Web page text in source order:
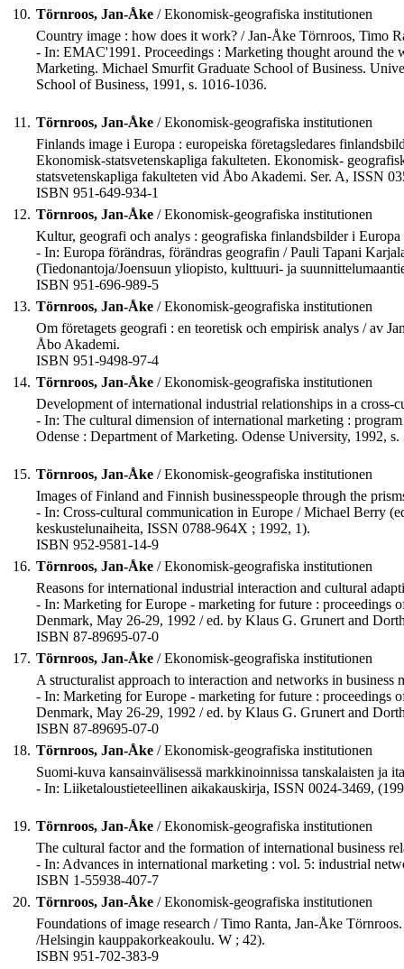
10. Törnroos, Jan-Åke / Ekonomisk-geografiska institutionen
Country image : how does it work? / Jan-Åke Törnroos, Timo
- In: EMAC'1991. Proceedings : Marketing thought around the
Marketing. Michael Smurfit Graduate School of Business.
School of Business, 1991, s. 1016-1036.
11. Törnroos, Jan-Åke / Ekonomisk-geografiska institutionen
Finlands image i Europa : europeiska företagsledares
Ekonomisk-statsvetenskapliga fakulteten. Ekonomisk-
statsvetenskapliga fakulteten vid Åbo Akademi. Ser. A, ISSN
ISBN 951-649-934-1
12. Törnroos, Jan-Åke / Ekonomisk-geografiska institutionen
Kultur, geografi och analys : geografiska finlandsbilder i
- In: Europa förändras, förändras geografin / Pauli Tapani
(Tiedonantoja/Joensuun yliopisto, kulttuuri- ja
ISBN 951-696-989-5
13. Törnroos, Jan-Åke / Ekonomisk-geografiska institutionen
Om företagets geografi : en teoretisk och empirisk analys / av
Åbo Akademi.
ISBN 951-9498-97-4
14. Törnroos, Jan-Åke / Ekonomisk-geografiska institutionen
Development of international industrial relationships in a cross-
- In: The cultural dimension of international marketing :
Odense : Department of Marketing. Odense University, 1992, s.
15. Törnroos, Jan-Åke / Ekonomisk-geografiska institutionen
Images of Finland and Finnish businesspeople through the
- In: Cross-cultural communication in Europe / Michael Berry
keskustelunaiheita, ISSN 0788-964X ; 1992, 1).
ISBN 952-9581-14-9
16. Törnroos, Jan-Åke / Ekonomisk-geografiska institutionen
Reasons for international industrial interaction and cultural
- In: Marketing for Europe - marketing for future : proceedings
Denmark, May 26-29, 1992 / ed. by Klaus G. Grunert and
ISBN 87-89695-07-0
17. Törnroos, Jan-Åke / Ekonomisk-geografiska institutionen
A structuralist approach to interaction and networks in
- In: Marketing for Europe - marketing for future : proceedings
Denmark, May 26-29, 1992 / ed. by Klaus G. Grunert and
ISBN 87-89695-07-0
18. Törnroos, Jan-Åke / Ekonomisk-geografiska institutionen
Suomi-kuva kansainvälisessä markkinoinnissa tanskalaisten ja
- In: Liiketaloustieteellinen aikakauskirja, ISSN 0024-3469,
19. Törnroos, Jan-Åke / Ekonomisk-geografiska institutionen
The cultural factor and the formation of international business
- In: Advances in international marketing : vol. 5: industrial
ISBN 1-55938-407-7
20. Törnroos, Jan-Åke / Ekonomisk-geografiska institutionen
Foundations of image research / Timo Ranta, Jan-Åke
/Helsingin kauppakorkeakoulu. W ; 42).
ISBN 951-702-383-9